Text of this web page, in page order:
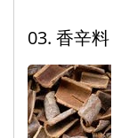
03. 香辛料